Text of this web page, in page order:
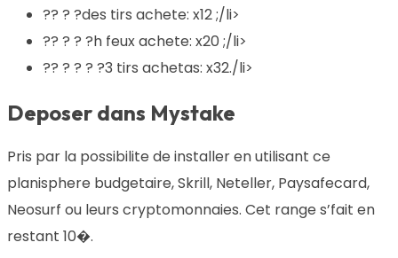
?? ? ?des tirs achete: x12 ;/li>
?? ? ? ?h feux achete: x20 ;/li>
?? ? ? ? ?3 tirs achetas: x32./li>
Deposer dans Mystake
Pris par la possibilite de installer en utilisant ce
planisphere budgetaire, Skrill, Neteller, Paysafecard,
Neosurf ou leurs cryptomonnaies. Cet range s’fait en
restant 10�.